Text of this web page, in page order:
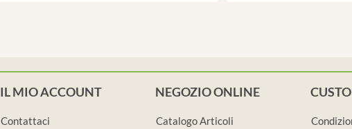
IL MIO ACCOUNT
Contattaci
NEGOZIO ONLINE
Catalogo Articoli